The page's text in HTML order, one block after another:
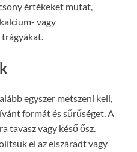
értékeket mutat,
vagy
egyszer metszeni kell,
formát és sűrűséget. A
tavasz vagy késő ősz.
el az elszáradt vagy